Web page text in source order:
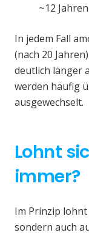
~12
In jedem Fall
(nach 20
deutlich länger
werden häufig
ausgewechselt.
Lohnt
immer?
Im Prinzip
sondern auch